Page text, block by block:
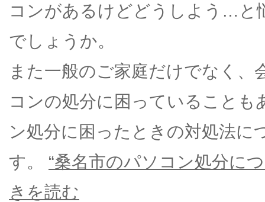
コンがあるけどどうしよう…と
でしょうか。
また一般のご家庭だけでなく
コンの処分に困っていること
ン処分に困ったときの対処法に
す。 “桑名市のパソコン処分に
きを読む